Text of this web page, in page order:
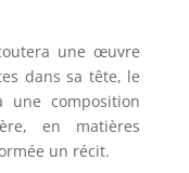
une œuvre
dans sa tête, le
une composition
en matières
un récit.